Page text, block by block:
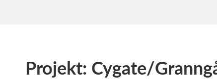
Projekt: Cygate/